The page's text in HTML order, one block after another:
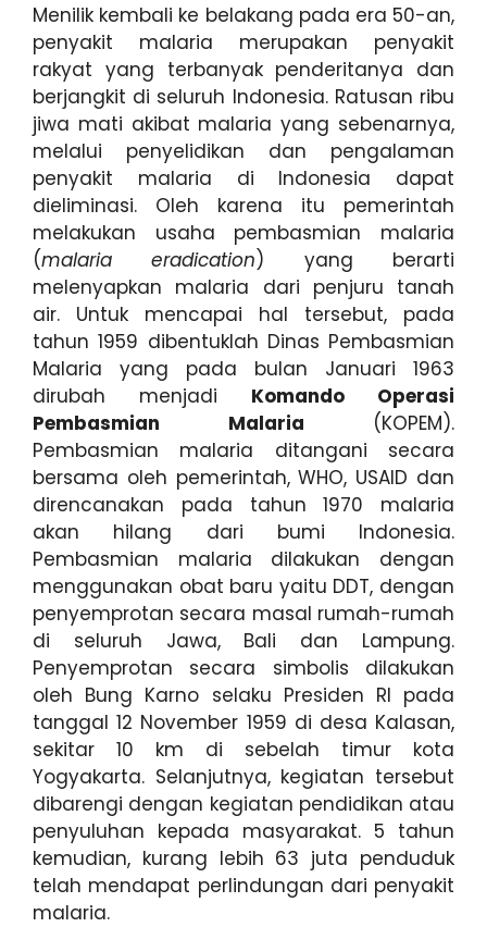
Menilik kembali ke belakang pada era 50-an,
penyakit malaria merupakan penyakit
rakyat yang terbanyak penderitanya dan
berjangkit di seluruh Indonesia. Ratusan ribu
jiwa mati akibat malaria yang sebenarnya,
melalui penyelidikan dan pengalaman
penyakit malaria di Indonesia dapat
dieliminasi. Oleh karena itu pemerintah
melakukan usaha pembasmian malaria
(malaria eradication) yang berarti
melenyapkan malaria dari penjuru tanah
air. Untuk mencapai hal tersebut, pada
tahun 1959 dibentuklah Dinas Pembasmian
Malaria yang pada bulan Januari 1963
dirubah menjadi Komando Operasi
Pembasmian Malaria (KOPEM).
Pembasmian malaria ditangani secara
bersama oleh pemerintah, WHO, USAID dan
direncanakan pada tahun 1970 malaria
akan hilang dari bumi Indonesia.
Pembasmian malaria dilakukan dengan
menggunakan obat baru yaitu DDT, dengan
penyemprotan secara masal rumah-rumah
di seluruh Jawa, Bali dan Lampung.
Penyemprotan secara simbolis dilakukan
oleh Bung Karno selaku Presiden RI pada
tanggal 12 November 1959 di desa Kalasan,
sekitar 10 km di sebelah timur kota
Yogyakarta. Selanjutnya, kegiatan tersebut
dibarengi dengan kegiatan pendidikan atau
penyuluhan kepada masyarakat. 5 tahun
kemudian, kurang lebih 63 juta penduduk
telah mendapat perlindungan dari penyakit
malaria.